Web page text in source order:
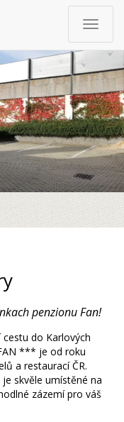
Toggle
penzionu Fan!
do Karlových
*** je od roku
a restaurací ČR.
je skvěle umístěné na
zázemí pro váš